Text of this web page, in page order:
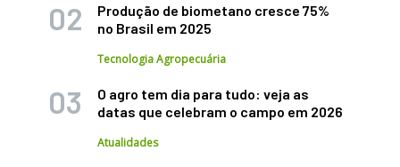
Produção de biometano cresce 75%
no Brasil em 2025
Tecnologia Agropecuária
O agro tem dia para tudo: veja as
datas que celebram o campo em 2026
Atualidades